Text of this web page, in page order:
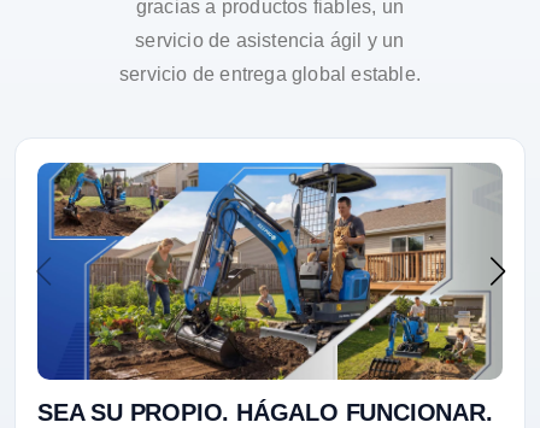
gracias a productos fiables, un
servicio de asistencia ágil y un
servicio de entrega global estable.
SEA SU PROPIO. HÁGALO FUNCIONAR.